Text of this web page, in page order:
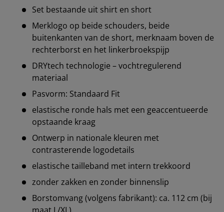
Set bestaande uit shirt en short
Merklogo op beide schouders, beide
buitenkanten van de short, merknaam boven de
rechterborst en het linkerbroekspijp
DRYtech technologie – vochtregulerend
materiaal
Pasvorm: Standaard Fit
elastische ronde hals met een geaccentueerde
opstaande kraag
Ontwerp in nationale kleuren met
contrasterende logodetails
elastische tailleband met intern trekkoord
zonder zakken en zonder binnenslip
Borstomvang (volgens fabrikant): ca. 112 cm (bij